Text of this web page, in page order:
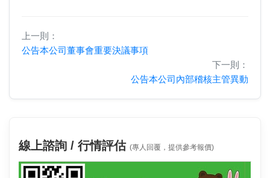
上一則：
公告本公司董事會重要決議事項
下一則：
公告本公司內部稽核主管異動
線上諮詢 / 行情評估 (專人回覆，提供參考報價)